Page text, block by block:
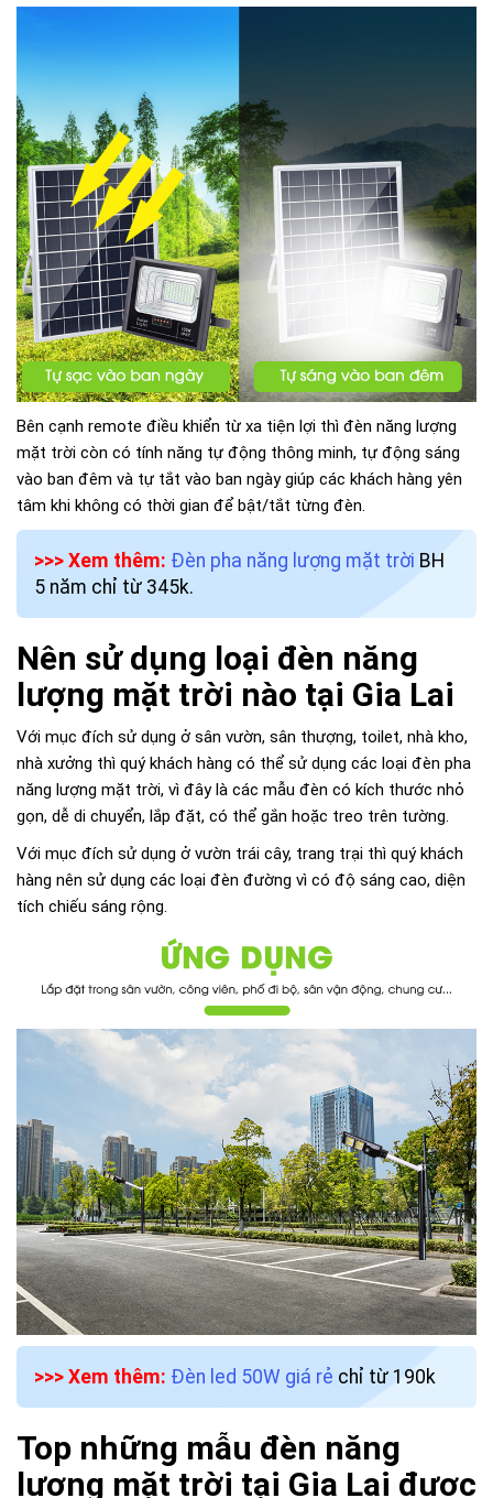
Bên cạnh remote điều khiển từ xa tiện lợi thì đèn năng lượng
mặt trời còn có tính năng tự động thông minh, tự động sáng
vào ban đêm và tự tắt vào ban ngày giúp các khách hàng yên
tâm khi không có thời gian để bật/tắt từng đèn.
>>> Xem thêm: Đèn pha năng lượng mặt trời BH
5 năm chỉ từ 345k.
Nên sử dụng loại đèn năng
lượng mặt trời nào tại Gia Lai
Với mục đích sử dụng ở sân vườn, sân thượng, toilet, nhà kho,
nhà xưởng thì quý khách hàng có thể sử dụng các loại đèn pha
năng lượng mặt trời, vì đây là các mẫu đèn có kích thước nhỏ
gọn, dễ di chuyển, lắp đặt, có thể gắn hoặc treo trên tường.
Với mục đích sử dụng ở vườn trái cây, trang trại thì quý khách
hàng nên sử dụng các loại đèn đường vì có độ sáng cao, diện
tích chiếu sáng rộng.
>>> Xem thêm: Đèn led 50W giá rẻ chỉ từ 190k
Top những mẫu đèn năng
lượng mặt trời tại Gia Lai được